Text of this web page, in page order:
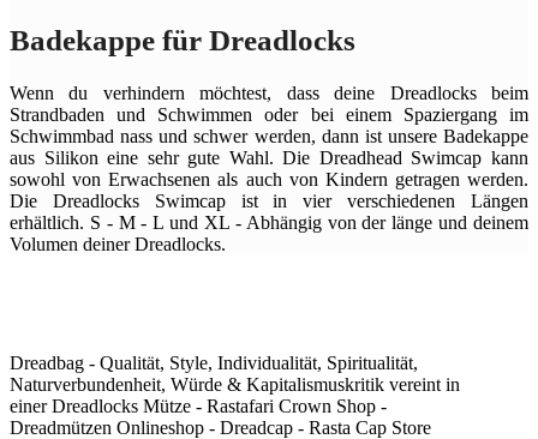
Badekappe für Dreadlocks
Wenn du verhindern möchtest, dass deine Dreadlocks beim
Strandbaden und Schwimmen oder bei einem Spaziergang im
Schwimmbad nass und schwer werden, dann ist unsere Badekappe
aus Silikon eine sehr gute Wahl. Die Dreadhead Swimcap kann
sowohl von Erwachsenen als auch von Kindern getragen werden.
Die Dreadlocks Swimcap ist in vier verschiedenen Längen
erhältlich. S - M - L und XL - Abhängig von der länge und deinem
Volumen deiner Dreadlocks.
Dreadbag - Qualität, Style, Individualität, Spiritualität,
Naturverbundenheit, Würde & Kapitalismuskritik vereint in
einer Dreadlocks Mütze - Rastafari Crown Shop -
Dreadmützen Onlineshop - Dreadcap - Rasta Cap Store